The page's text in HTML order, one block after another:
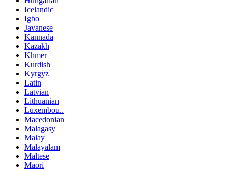
Icelandic
Igbo
Javanese
Kannada
Kazakh
Khmer
Kurdish
Kyrgyz
Latin
Latvian
Lithuanian
Luxembou..
Macedonian
Malagasy
Malay
Malayalam
Maltese
Maori